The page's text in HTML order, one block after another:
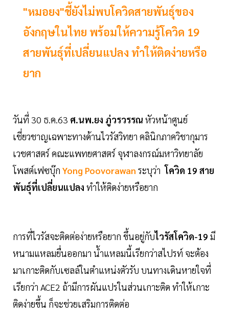
"หมอยง"ชี้ยังไม่พบโควิดสายพันธุ์ของ
อังกฤษในไทย พร้อมให้ความรู้โควิด 19
สายพันธุ์ที่เปลี่ยนแปลง ทำให้ติดง่ายหรือ
ยาก
วันที่ 30 ธ.ค.63 ศ.นพ.ยง ภู่วรวรรณ หัวหน้าศูนย์
เชี่ยวชาญเฉพาะทางด้านไวรัสวิทยา คลินิกภาควิชากุมาร
เวชศาสตร์ คณะแพทยศาสตร์ จุฬาลงกรณ์มหาวิทยาลัย
โพสต์เฟซบุ๊ก Yong Poovorawan ระบุว่า โควิด 19 สาย
พันธุ์ที่เปลี่ยนแปลง ทำให้ติดง่ายหรือยาก
การที่ไวรัสจะติดต่อง่ายหรือยาก ขึ้นอยู่กับไวรัสโควิด-19 มี
หนามแหลมยื่นออกมา น้ำแหลมนี้เรียกว่าสไปรท์ จะต้อง
มาเกาะติดกับเซลล์ในตำแหน่งตัวรับ บนทางเดินหายใจที่
เรียกว่า ACE2 ถ้ามีการผันแปรในส่วนเกาะติด ทำให้เกาะ
ติดง่ายขึ้น ก็จะช่วยเสริมการติดต่อ